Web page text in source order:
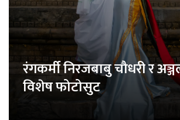
रंगकर्मी निरजबाबु चौधरी र
विशेष फोटोसुट